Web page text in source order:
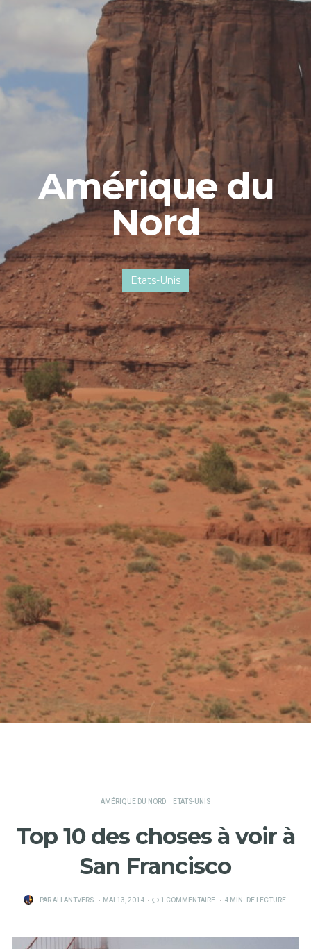
Amérique du
Nord
Etats-Unis
AMÉRIQUE DU NORD ETATS-UNIS
Top 10 des choses à voir à
San Francisco
PARALLANTVERS
PUBLIÉ
MAI 13, 2014 1 COMMENTAIRE 4 MIN. DE LECTURE